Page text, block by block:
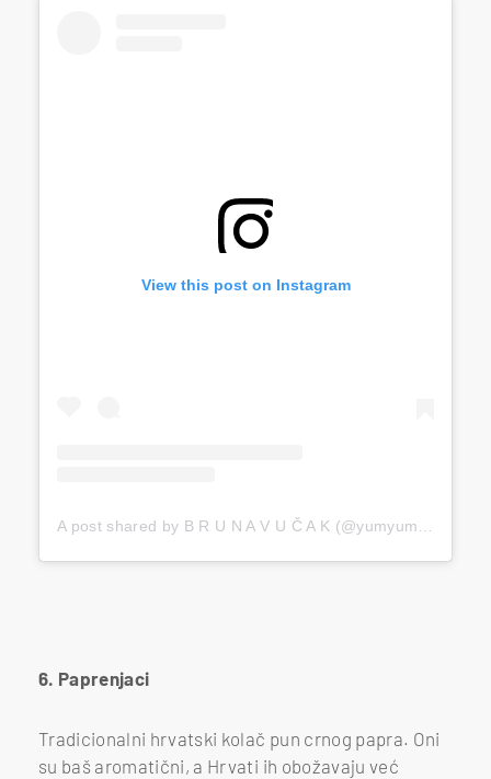
View this post on Instagram
A post shared by B R U N A V U Č A K (@yumyumparadise)
6. Paprenjaci
Tradicionalni hrvatski kolač pun crnog papra. Oni
su baš aromatični, a Hrvati ih obožavaju već